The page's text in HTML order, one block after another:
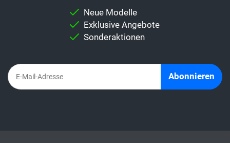
Vergleiche niemals direkt eine
Leasingrate mit dem Auto-Abo. Denn im
Abo-Abo sind alles Kosten rund ums Auto
deckt meist nur die Finanzierung.
Neue Modelle
Exklusive Angebote
Sonderaktionen
Abonnieren